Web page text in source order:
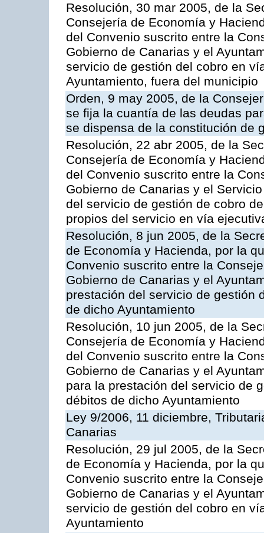
Resolución, 30 mar 2005, de la
Consejería de Economía y
del Convenio suscrito entre la
Gobierno de Canarias y el
servicio de gestión del cobro en
Ayuntamiento, fuera del municipio
Orden, 9 may 2005, de la
se fija la cuantía de las deudas
se dispensa de la constitución de
Resolución, 22 abr 2005, de la
Consejería de Economía y
del Convenio suscrito entre la
Gobierno de Canarias y el
del servicio de gestión de cobro
propios del servicio en vía
Resolución, 8 jun 2005, de la
de Economía y Hacienda, por la
Convenio suscrito entre la
Gobierno de Canarias y el
prestación del servicio de gestión
de dicho Ayuntamiento
Resolución, 10 jun 2005, de la
Consejería de Economía y
del Convenio suscrito entre la
Gobierno de Canarias y el
para la prestación del servicio de
débitos de dicho Ayuntamiento
Ley 9/2006, 11 diciembre,
Canarias
Resolución, 29 jul 2005, de la
de Economía y Hacienda, por la
Convenio suscrito entre la
Gobierno de Canarias y el
servicio de gestión del cobro en
Ayuntamiento